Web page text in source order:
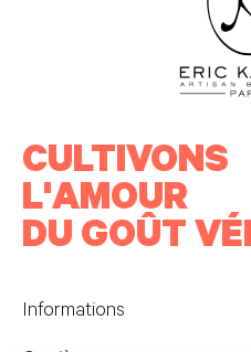
CULTIVONS
L'AMOUR
DU GOÛT
Informations